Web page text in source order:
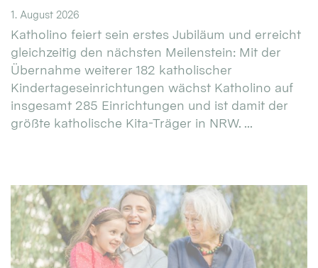
1. August 2026
Katholino feiert sein erstes Jubiläum und erreicht
gleichzeitig den nächsten Meilenstein: Mit der
Übernahme weiterer 182 katholischer
Kindertageseinrichtungen wächst Katholino auf
insgesamt 285 Einrichtungen und ist damit der
größte katholische Kita-Träger in NRW. ...